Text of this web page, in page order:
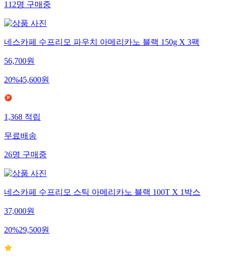
112명구매중
네스카페 수프리모 파우치 아메리카노 블랙 150g X 3팩
56,700원
20%45,600원
1,368적립
무료배송
26명구매중
네스카페 수프리모 스틱 아메리카노 블랙 100T X 1박스
37,000원
20%29,500원